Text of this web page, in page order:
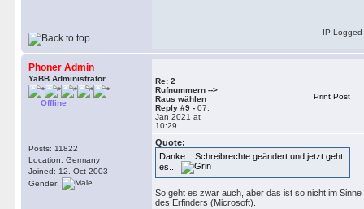
IP Logged
Phoner Admin
YaBB Administrator
Offline
Posts: 11822
Location: Germany
Joined: 12. Oct 2003
Gender:
Re: 2
Rufnummern -->
Raus wählen
Reply #9 - 07.
Jan 2021 at
10:29
Print Post
Quote:
Danke... Schreibrechte geändert und jetzt geht
es...
So geht es zwar auch, aber das ist so nicht im Sinne
des Erfinders (Microsoft).